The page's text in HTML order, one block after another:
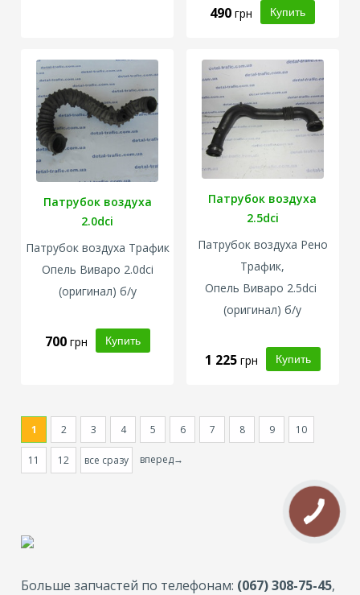
490грн
Патрубок воздуха
2.0dci
Патрубок воздуха Трафик
Опель Виваро 2.0dci
(оригинал) б/у
700 грн
Патрубок воздуха
2.5dci
Патрубок воздуха Рено
Трафик,
Опель Виваро 2.5dci
(оригинал) б/у
1 225 грн
1 2 3 4 5 6 7 8 9 10
11 12 все сразу вперед→
Больше запчастей по телефонам: (067) 308-75-45,